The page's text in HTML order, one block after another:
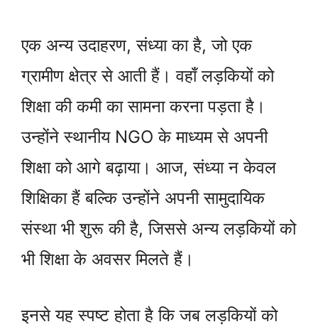
एक अन्य उदाहरण, संध्या का है, जो एक
ग्रामीण क्षेत्र से आती हैं। वहाँ लड़कियों को
शिक्षा की कमी का सामना करना पड़ता है।
उन्होंने स्थानीय NGO के माध्यम से अपनी
शिक्षा को आगे बढ़ाया। आज, संध्या न केवल
शिक्षिका हैं बल्कि उन्होंने अपनी सामुदायिक
संस्था भी शुरू की है, जिससे अन्य लड़कियों को
भी शिक्षा के अवसर मिलते हैं।
इनसे यह स्पष्ट होता है कि जब लड़कियों को